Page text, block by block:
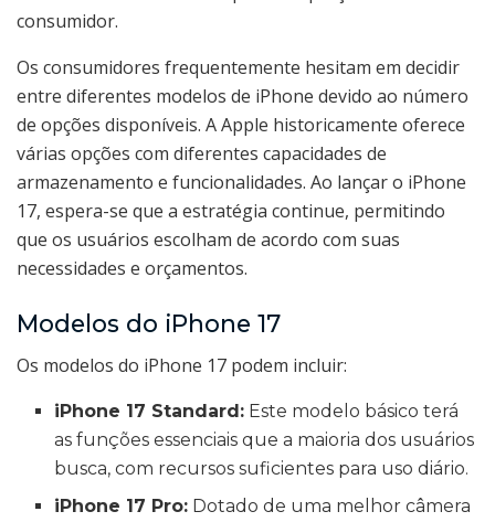
consumidor.
Os consumidores frequentemente hesitam em decidir
entre diferentes modelos de iPhone devido ao número
de opções disponíveis. A Apple historicamente oferece
várias opções com diferentes capacidades de
armazenamento e funcionalidades. Ao lançar o iPhone
17, espera-se que a estratégia continue, permitindo
que os usuários escolham de acordo com suas
necessidades e orçamentos.
Modelos do iPhone 17
Os modelos do iPhone 17 podem incluir:
iPhone 17 Standard: Este modelo básico terá
as funções essenciais que a maioria dos usuários
busca, com recursos suficientes para uso diário.
iPhone 17 Pro: Dotado de uma melhor câmera